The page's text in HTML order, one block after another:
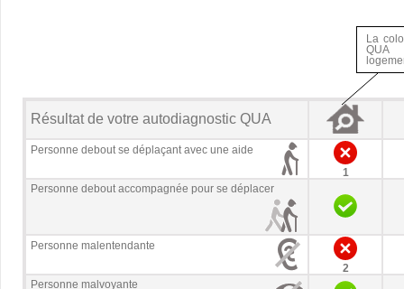
La
QUA
Résultat de votre autodiagnostic QUA
Personne debout se déplaçant avec une aide
1
Personne debout accompagnée pour se déplacer
Personne malentendante
2
Personne malvoyante